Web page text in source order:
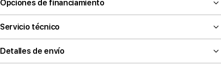
Opciones de financiamiento
Servicio técnico
Detalles de envío